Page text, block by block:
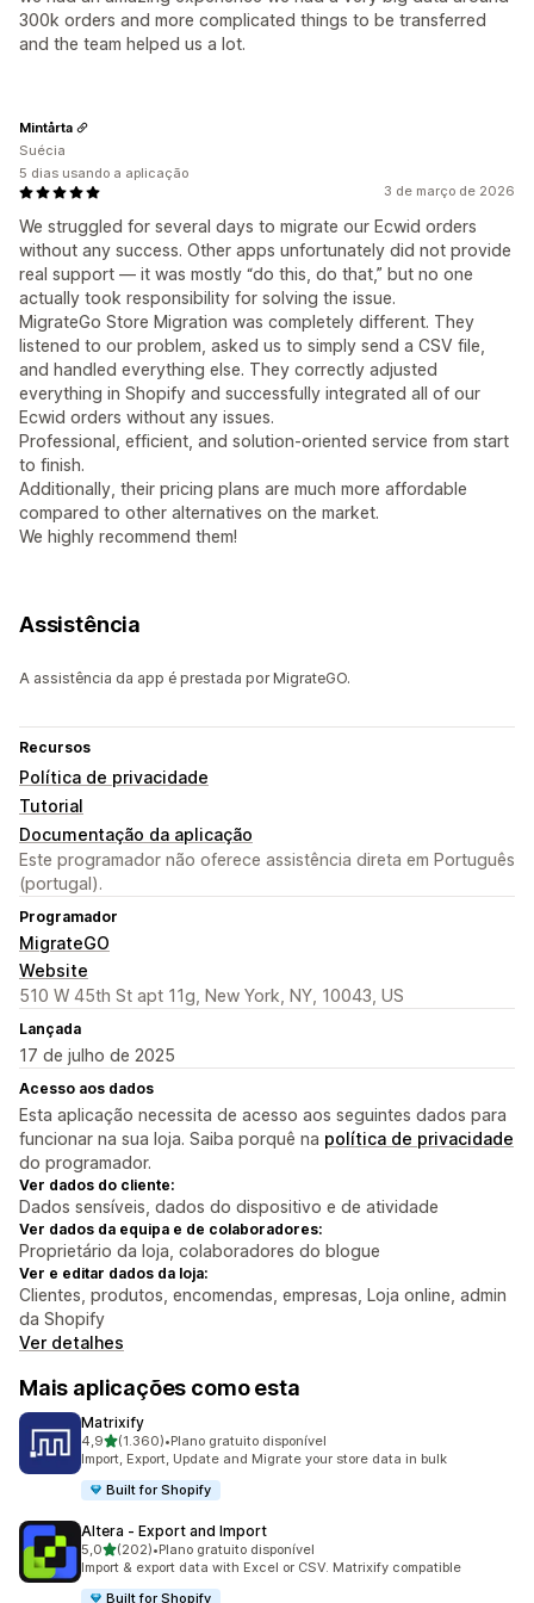
300k orders and more complicated things to be transferred
and the team helped us a lot.
3 de março de 2026
We struggled for several days to migrate our Ecwid orders
without any success. Other apps unfortunately did not provide
real support — it was mostly “do this, do that,” but no one
actually took responsibility for solving the issue.
MigrateGo Store Migration was completely different. They
listened to our problem, asked us to simply send a CSV file,
and handled everything else. They correctly adjusted
everything in Shopify and successfully integrated all of our
Ecwid orders without any issues.
Professional, efficient, and solution-oriented service from start
to finish.
Additionally, their pricing plans are much more affordable
compared to other alternatives on the market.
We highly recommend them!
Mintårta
Suécia
5 dias usando a aplicação
Assistência
A assistência da app é prestada por MigrateGO.
Recursos
Política de privacidade
Tutorial
Documentação da aplicação
Este programador não oferece assistência direta em Português
(portugal).
Programador
MigrateGO
Website
510 W 45th St apt 11g, New York, NY, 10043, US
Lançada
17 de julho de 2025
Acesso aos dados
Esta aplicação necessita de acesso aos seguintes dados para
funcionar na sua loja. Saiba porquê na política de privacidade
do programador.
Ver dados do cliente:
Dados sensíveis, dados do dispositivo e de atividade
Ver dados da equipa e de colaboradores:
Proprietário da loja, colaboradores do blogue
Ver e editar dados da loja:
Clientes, produtos, encomendas, empresas, Loja online, admin
da Shopify
Ver detalhes
Mais aplicações como esta
Matrixify
4,9de 5 estrelas
(1.360)
1360 total de avaliações
•Plano gratuito disponível
Import, Export, Update and Migrate your store data in bulk
Built for Shopify
Altera ‑ Export and Import
5,0de 5 estrelas
(202)
202 total de avaliações
•Plano gratuito disponível
Import & export data with Excel or CSV. Matrixify compatible
Built for Shopify